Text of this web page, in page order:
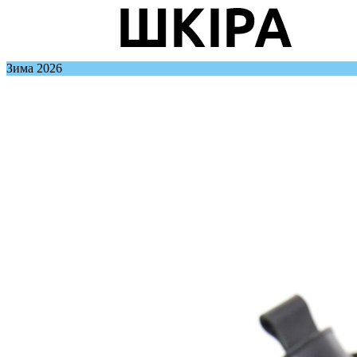
Зима 2026